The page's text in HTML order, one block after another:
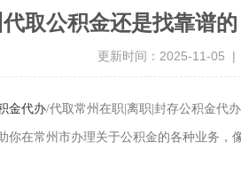
取公积金还是找靠谱的
更新时间：2025-11-05 |
金代办/代取常州在职|离职|封存公积金代
在常州市办理关于公积金的各种业务，